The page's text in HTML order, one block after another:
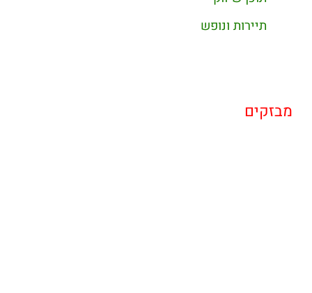
תיירות ונופש
מבזקים